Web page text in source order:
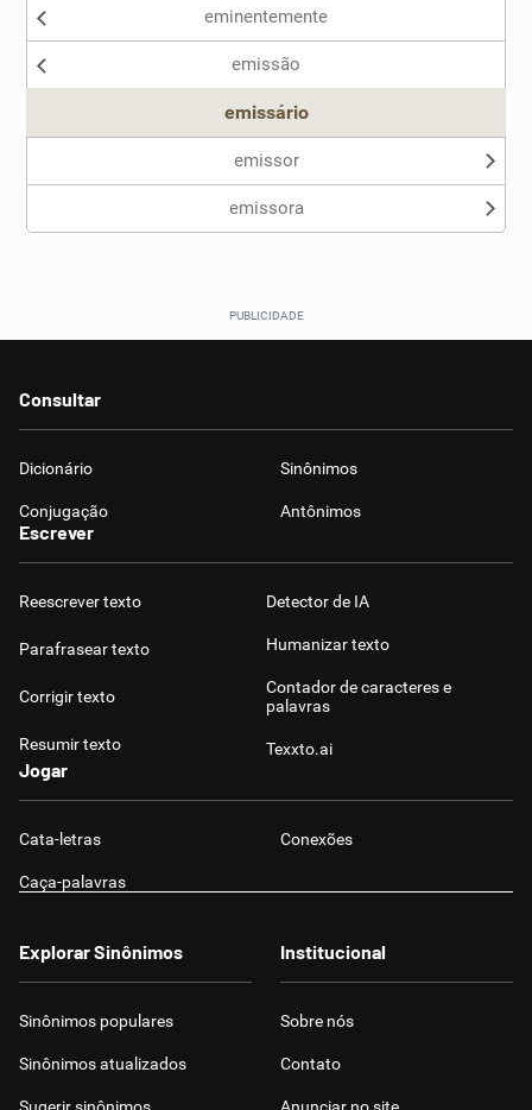
Nenhum dos sinônimos apresentados me ajudou
eminentemente
emissão
emissário
emissor
emissora
Consultar
Dicionário Sinônimos
Conjugação Antônimos
Escrever
Reescrever texto
Parafrasear texto
Corrigir texto
Resumir texto
Detector de IA
Humanizar texto
Contador de caracteres e
palavras
Texxto.ai
Jogar
Cata-letras Conexões
Caça-palavras
Explorar Sinônimos
Sinônimos populares
Sinônimos atualizados
Institucional
Sobre nós
Contato